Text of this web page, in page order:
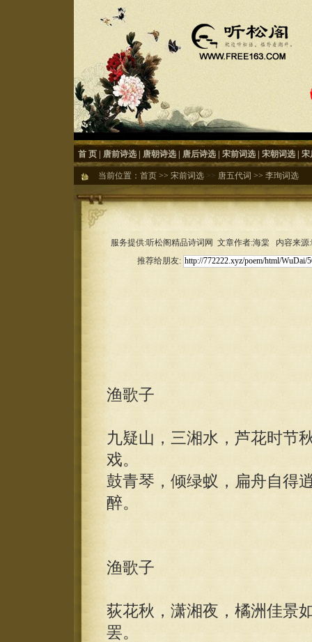
首 页 唐前诗选 唐朝诗选 唐后诗选 宋前词选 宋朝词选 宋
当前位置： 首页 >> 宋前词选 >> 唐五代词 >> 李珣词选
服务提供:听松阁精品诗词网 文章作者:海棠 内容来
推荐给朋友:
渔歌子
九疑山，三湘水，芦花时节
戏。
鼓青琴，倾绿蚁，扁舟自得
醉。
渔歌子
荻花秋，潇湘夜，橘洲佳景
罢。